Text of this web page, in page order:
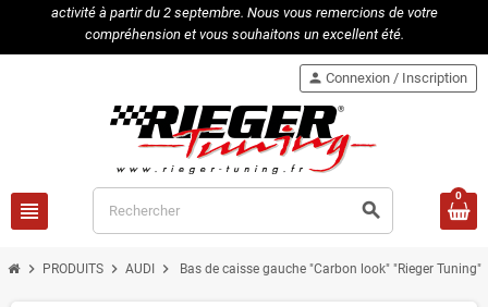
activité à partir du 2 septembre. Nous vous remercions de votre
compréhension et vous souhaitons un excellent été.
view_headline search
person Connexion / Inscription
0
chevron_right PRODUITS chevron_right AUDI chevron_right Bas de caisse gauche "Carbon look" "Rieger Tuning"